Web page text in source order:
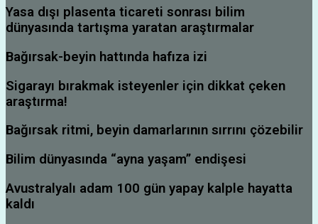
Yasa dışı plasenta ticareti sonrası bilim
dünyasında tartışma yaratan araştırmalar
Bağırsak-beyin hattında hafıza izi
Sigarayı bırakmak isteyenler için dikkat çeken
araştırma!
Bağırsak ritmi, beyin damarlarının sırrını çözebilir
Bilim dünyasında “ayna yaşam” endişesi
Avustralyalı adam 100 gün yapay kalple hayatta
kaldı